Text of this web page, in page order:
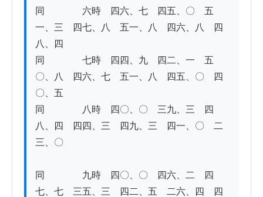
同　　　　六時　四六、七　四五、〇　五
一、三　四七、八　五一、八　四六、八　四
八、四
同　　　　七時　四四、九　四二、一　五
〇、八　四六、七　五一、八　四五、〇　四
〇、五
同　　　　八時　四〇、〇　三九、三　四
八、四　四四、三　四九、三　四一、〇　二
三、〇
同　　　　九時　四〇、〇　四六、二　四
七、七　三五、三　四二、五　二六、四　四